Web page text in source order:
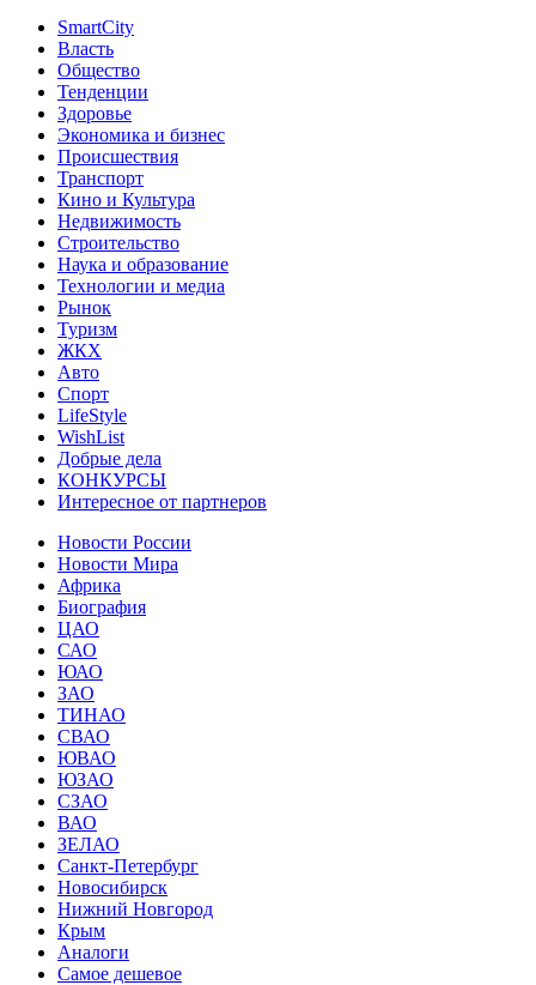
SmartCity
Власть
Общество
Тенденции
Здоровье
Экономика и бизнес
Происшествия
Транспорт
Кино и Культура
Недвижимость
Строительство
Наука и образование
Технологии и медиа
Рынок
Туризм
ЖКХ
Авто
Спорт
LifeStyle
WishList
Добрые дела
КОНКУРСЫ
Интересное от партнеров
Новости России
Новости Мира
Африка
Биография
ЦАО
САО
ЮАО
ЗАО
ТИНАО
СВАО
ЮВАО
ЮЗАО
СЗАО
ВАО
ЗЕЛАО
Санкт-Петербург
Новосибирск
Нижний Новгород
Крым
Аналоги
Самое дешевое